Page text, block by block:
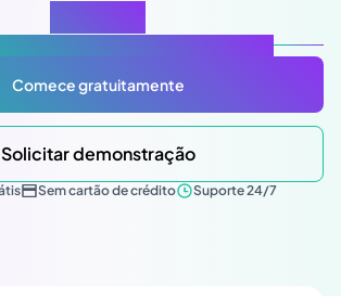
Comece gratuitamente
Solicitar demonstração
Sem cartão de crédito Suporte 24/7